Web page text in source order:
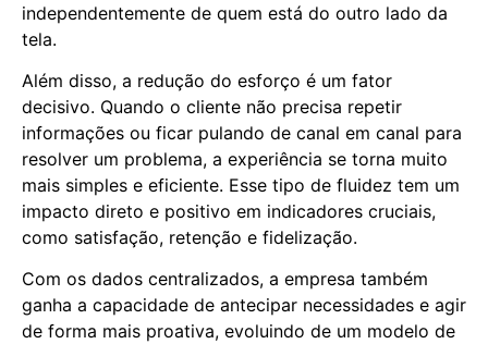
independentemente de quem está do outro lado da
tela.
Além disso, a redução do esforço é um fator
decisivo. Quando o cliente não precisa repetir
informações ou ficar pulando de canal em canal para
resolver um problema, a experiência se torna muito
mais simples e eficiente. Esse tipo de fluidez tem um
impacto direto e positivo em indicadores cruciais,
como satisfação, retenção e fidelização.
Com os dados centralizados, a empresa também
ganha a capacidade de antecipar necessidades e agir
de forma mais proativa, evoluindo de um modelo de